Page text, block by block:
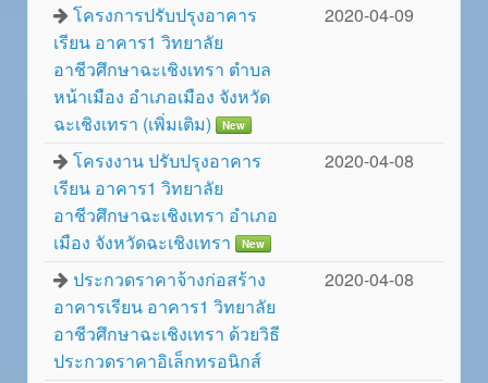
โครงการปรับปรุงอาคาร
เรียน อาคาร1 วิทยาลัย
อาชีวศึกษาฉะเชิงเทรา ตำบล
หน้าเมือง อำเภอเมือง จังหวัด
ฉะเชิงเทรา (เพิ่มเติม)
New
2020-04-09
โครงงาน ปรับปรุงอาคาร
เรียน อาคาร1 วิทยาลัย
อาชีวศึกษาฉะเชิงเทรา อำเภอ
เมือง จังหวัดฉะเชิงเทรา
New
2020-04-08
ประกวดราคาจ้างก่อสร้าง
อาคารเรียน อาคาร1 วิทยาลัย
อาชีวศึกษาฉะเชิงเทรา ด้วยวิธี
ประกวดราคาอิเล็กทรอนิกส์
2020-04-08